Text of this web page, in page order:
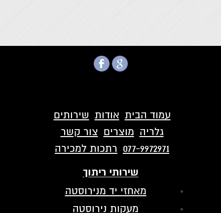
עמוד הבית אודות שירותים
גלריה מוצרים צור קשר
077-9972971 רתכות למכירה
שירותי ריתוך
מאחזי יד מנירוסטה
מעקות נירוסטה